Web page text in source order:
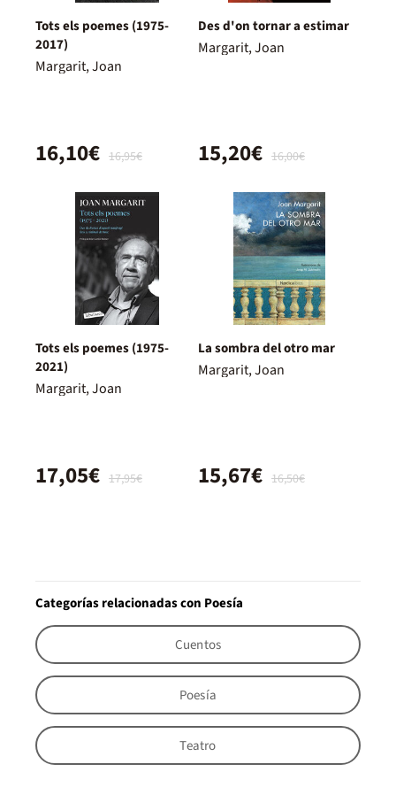
Tots els poemes (1975-
2017)
Margarit, Joan
16,95€
16,10€
Des d'on tornar a estimar
Margarit, Joan
16,00€
15,20€
Tots els poemes (1975-
2021)
Margarit, Joan
17,95€
17,05€
La sombra del otro mar
Margarit, Joan
16,50€
15,67€
Categorías relacionadas con Poesía
Cuentos
Poesía
Teatro